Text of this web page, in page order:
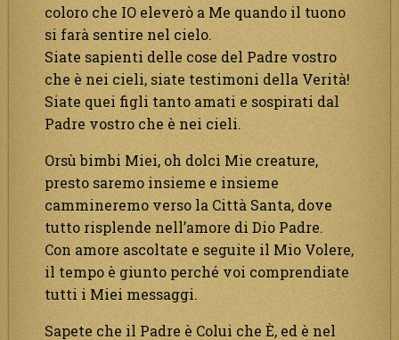
coloro che IO eleverò a Me quando il tuono
si farà sentire nel cielo.
Siate sapienti delle cose del Padre vostro
che è nei cieli, siate testimoni della Verità!
Siate quei figli tanto amati e sospirati dal
Padre vostro che è nei cieli.
Orsù bimbi Miei, oh dolci Mie creature,
presto saremo insieme e insieme
cammineremo verso la Città Santa, dove
tutto risplende nell’amore di Dio Padre.
Con amore ascoltate e seguite il Mio Volere,
il tempo è giunto perché voi comprendiate
tutti i Miei messaggi.
Sapete che il Padre è Colui che È, ed è nel